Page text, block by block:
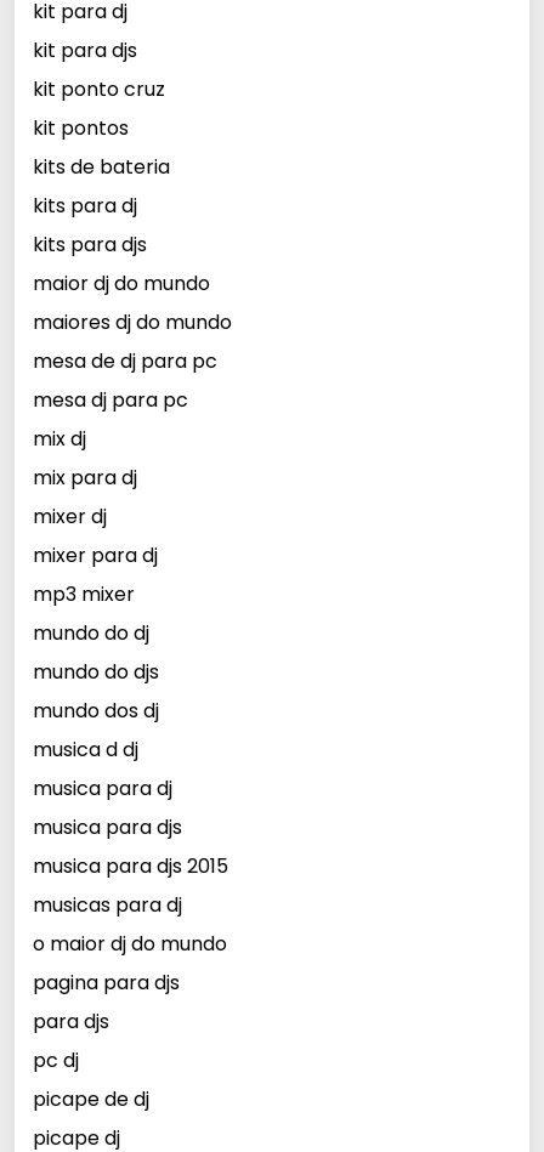
kit para dj
kit para djs
kit ponto cruz
kit pontos
kits de bateria
kits para dj
kits para djs
maior dj do mundo
maiores dj do mundo
mesa de dj para pc
mesa dj para pc
mix dj
mix para dj
mixer dj
mixer para dj
mp3 mixer
mundo do dj
mundo do djs
mundo dos dj
musica d dj
musica para dj
musica para djs
musica para djs 2015
musicas para dj
o maior dj do mundo
pagina para djs
para djs
pc dj
picape de dj
picape dj